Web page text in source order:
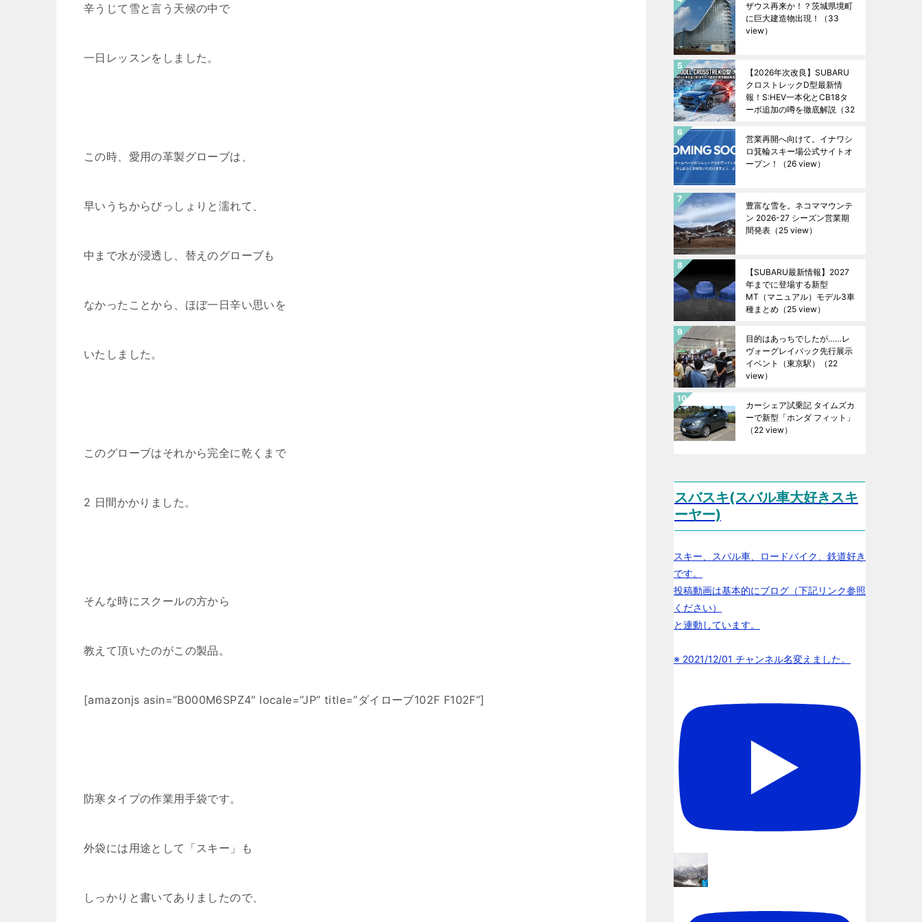
辛うじて雪と言う天候の中で
一日レッスンをしました。
この時、愛用の革製グローブは、
早いうちからびっしょりと濡れて、
中まで水が浸透し、替えのグローブも
なかったことから、ほぼ一日辛い思いを
いたしました。
このグローブはそれから完全に乾くまで
2 日間かかりました。
そんな時にスクールの方から
教えて頂いたのがこの製品。
[amazonjs asin=”B000M6SPZ4″ locale=”JP” title=”ダイローブ102F F102F”]
防寒タイプの作業用手袋です。
外袋には用途として「スキー」も
しっかりと書いてありましたので、
ザウス再来か！？茨城県境町
に巨大建造物出現！
（33
view）
【2026年次改良】SUBARU
クロストレックD型最新情
報！S:HEV一本化とCB18タ
ーボ追加の噂を徹底解説 （32
営業再開へ向けて。イナワシ
ロ箕輪スキー場公式サイトオ
ープン！
（26 view）
豊富な雪を。ネコママウンテ
ン 2026-27 シーズン営業期
間発表 （25 view）
【SUBARU最新情報】2027
年までに登場する新型
MT（マニュアル）モデル3車
種まとめ （25 view）
目的はあっちでしたが……レ
ヴォーグレイバック先行展示
イベント（東京駅）
（22
view）
カーシェア試乗記 タイムズカ
ーで新型「ホンダ フィット」
（22 view）
スバスキ(スバル車大好きスキ
ーヤー)
スキー、スバル車、ロードバイク、鉄道好き
です。
投稿動画は基本的にブログ（下記リンク参照
ください）
と連動しています。
※ 2021/12/01 チャンネル名変えました。